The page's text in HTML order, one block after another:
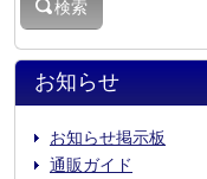
お知らせ
お知らせ掲示板
通販ガイド
検索